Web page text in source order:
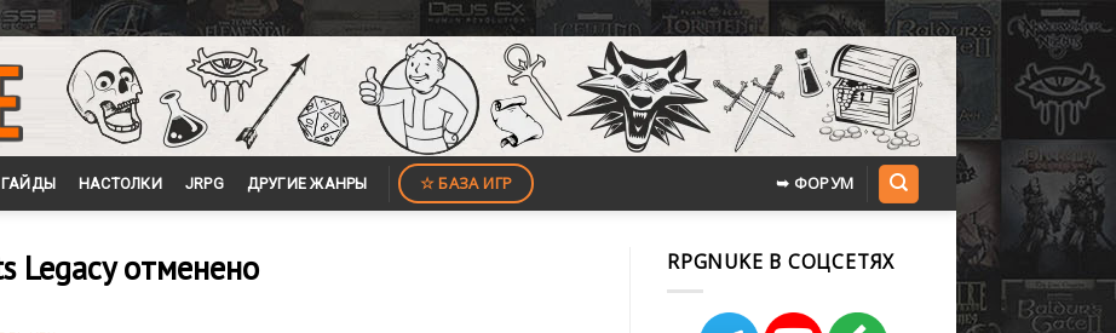
ГАЙДЫ НАСТОЛКИ JRPG ДРУГИЕ ЖАНРЫ ☆ БАЗА ИГР ➥ ФОРУМ
Legacy отменено RPGNUKE В СОЦСЕТЯХ